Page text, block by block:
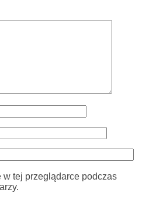
tej przeglądarce podczas